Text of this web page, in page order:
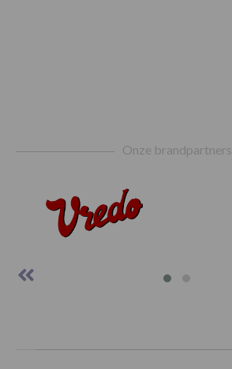
Onze brandpartners